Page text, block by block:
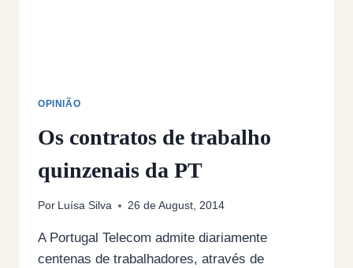
OPINIÃO
Os contratos de trabalho
quinzenais da PT
Por Luísa Silva 26 de August, 2014
A Portugal Telecom admite diariamente
centenas de trabalhadores, através de